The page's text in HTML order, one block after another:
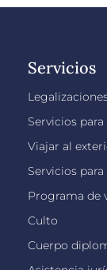
Servicios
Servicios
Viajar al
Servicios
Programa de
Culto
Cuerpo